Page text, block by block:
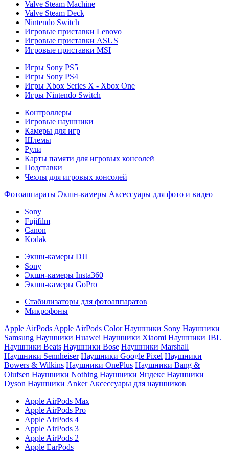
Valve Steam Machine
Valve Steam Deck
Nintendo Switch
Игровые приставки Lenovo
Игровые приставки ASUS
Игровые приставки MSI
Игры Sony PS5
Игры Sony PS4
Игры Xbox Series X - Xbox One
Игры Nintendo Switch
Контроллеры
Игровые наушники
Камеры для игр
Шлемы
Рули
Карты памяти для игровых консолей
Подставки
Чехлы для игровых консолей
Фотоаппараты Экшн-камеры Аксессуары для фото и видео
Sony
Fujifilm
Canon
Kodak
Экшн-камеры DJI
Sony
Экшн-камеры Insta360
Экшн-камеры GoPro
Стабилизаторы для фотоаппаратов
Микрофоны
Apple AirPods Apple AirPods Color Наушники Sony Наушники
Samsung Наушники Huawei Наушники Xiaomi Наушники JBL
Наушники Beats Наушники Bose Наушники Marshall
Наушники Sennheiser Наушники Google Pixel Наушники
Bowers & Wilkins Наушники OnePlus Наушники Bang &
Olufsen Наушники Nothing Наушники Яндекс Наушники
Dyson Наушники Anker Аксессуары для наушников
Apple AirPods Max
Apple AirPods Pro
Apple AirPods 4
Apple AirPods 3
Apple AirPods 2
Apple EarPods